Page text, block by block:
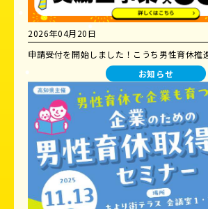
2026年04月20日
申請受付を開始しました！こうち男性育休推
お知らせ